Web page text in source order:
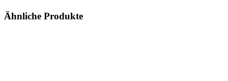
Ähnliche Produkte